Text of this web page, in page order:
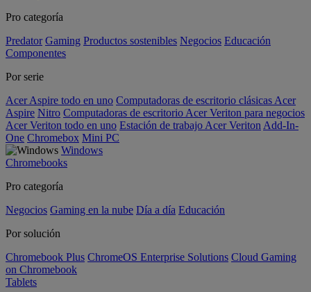
Pro categoría
Predator Gaming Productos sostenibles Negocios Educación
Componentes
Por serie
Acer Aspire todo en uno Computadoras de escritorio clásicas Acer
Aspire Nitro Computadoras de escritorio Acer Veriton para negocios
Acer Veriton todo en uno Estación de trabajo Acer Veriton Add-In-
One Chromebox Mini PC
Windows
Chromebooks
Pro categoría
Negocios Gaming en la nube Día a día Educación
Por solución
Chromebook Plus ChromeOS Enterprise Solutions Cloud Gaming
on Chromebook
Tablets